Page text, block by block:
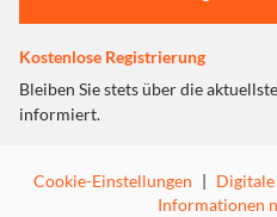
Kostenlose Registrierung
Bleiben Sie stets über die
informiert.
Cookie-Einstellungen |
Informationen